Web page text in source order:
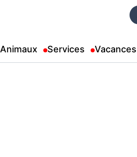
Animaux Services Vacances